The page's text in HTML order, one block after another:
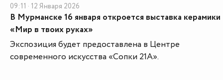
09:11 · 12 Января 2026
В Мурманске 16 января откроется выставка керамики
«Мир в твоих руках»
Экспозиция будет предоставлена в Центре
современного искусства «Сопки 21А».